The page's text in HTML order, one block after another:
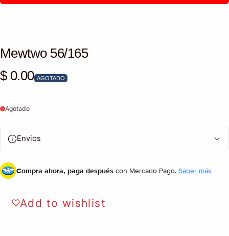
Mewtwo 56/165
Precio habitual
$ 0.00 AGOTADO
Agotado
Envios
Compra ahora, paga después con Mercado Pago. Saber más
Add to wishlist